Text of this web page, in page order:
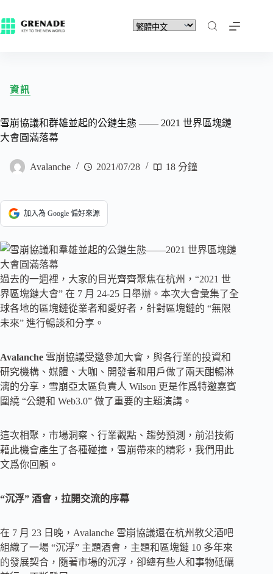
資訊
雪崩協議和群雄並起的公鏈生態 —— 2021 世界區塊鏈
大會圓滿落幕
Avalanche 2021/07/28 18 分鐘
加入為 Google 偏好來源
過去的一週裡，大家的目光齊齊聚焦在杭州，“2021 世
界區塊鏈大會” 在 7 月 24-25 日舉辦。本次大會彙集了全
球各地的區塊鏈從業者和愛好者，針對區塊鏈的 “無限
未來” 進行暢談和分享。
Avalanche 雪崩協議受邀參加大會，與各行業的投資和
研究機構、媒體、大咖、開發者和用戶做了兩天酣暢淋
漓的分享，雪崩亞太區負責人 Wilson 更是作爲特邀嘉賓
圍繞 “公鏈和 Web3.0” 做了重要的主題演講。
這次相聚，市場洞察、行業觀點、趨勢預測，前沿技術
藉此機會產生了各種碰撞，雪崩帶來的精彩，我們用此
文爲你回顧。
“沉浮” 酒會，拉開交流的序幕
在 7 月 23 日晚，Avalanche 雪崩協議還在杭州教父酒吧
組織了一場 “沉浮” 主題酒會，主題和區塊鏈 10 多年來
的發展契合，隨著市場的沉浮，卻總有些人和事物砥礪